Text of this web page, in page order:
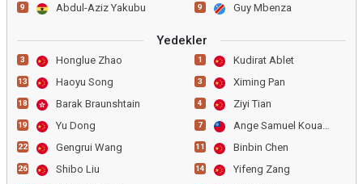
9 Abdul-Aziz Yakubu 9 Guy Mbenza
Yedekler
3 Honglue Zhao
13 Haoyu Song
18 Barak Braunshtain
19 Yu Dong
22 Gengrui Wang
26 Shibo Liu
1 Kudirat Ablet
3 Ximing Pan
4 Ziyi Tian
7 Ange Samuel Kouame
11 Binbin Chen
14 Yifeng Zang